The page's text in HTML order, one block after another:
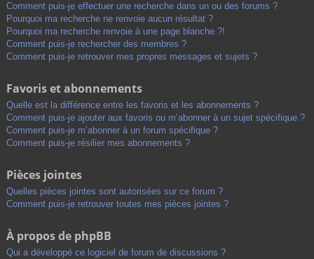
Comment puis-je effectuer une recherche dans un ou des forums ?
Pourquoi ma recherche ne renvoie aucun résultat ?
Pourquoi ma recherche renvoie à une page blanche ?!
Comment puis-je rechercher des membres ?
Comment puis-je retrouver mes propres messages et sujets ?
Favoris et abonnements
Quelle est la différence entre les favoris et les abonnements ?
Comment puis-je ajouter aux favoris ou m’abonner à un sujet spécifique ?
Comment puis-je m’abonner à un forum spécifique ?
Comment puis-je résilier mes abonnements ?
Pièces jointes
Quelles pièces jointes sont autorisées sur ce forum ?
Comment puis-je retrouver toutes mes pièces jointes ?
À propos de phpBB
Qui a développé ce logiciel de forum de discussions ?